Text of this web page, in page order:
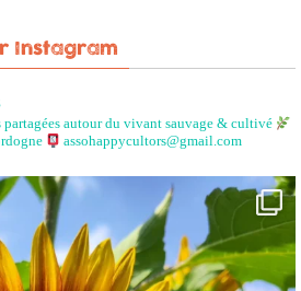
Instagram
partagées autour du vivant sauvage & cultivé
assohappycultors@gmail.com